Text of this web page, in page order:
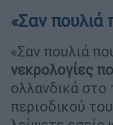
«Σαν πουλιά
«Σαν πουλιά
νεκρολογίες
ολλανδικά στο
περιοδικού